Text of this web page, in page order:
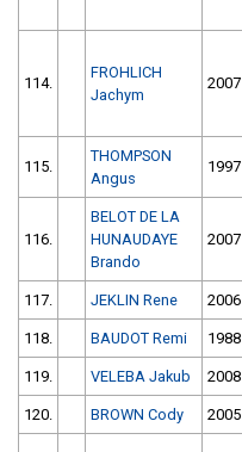
114.
FROHLICH
Jachym
2007
115.
THOMPSON
Angus
1997
116.
BELOT DE LA
HUNAUDAYE
Brando
2007
117. JEKLIN Rene 2006
118. BAUDOT Remi 1988
119. VELEBA Jakub 2008
120. BROWN Cody 2005